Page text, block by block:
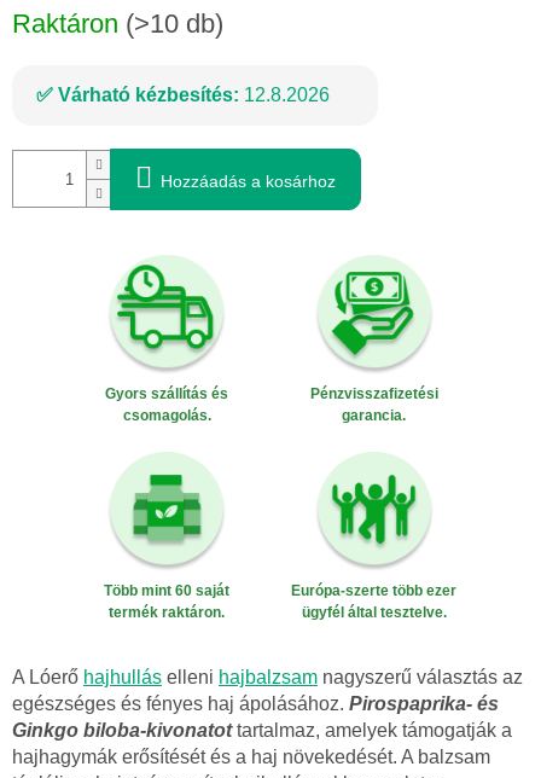
Raktáron (>10 db)
Várható kézbesítés: 12.8.2026
Hozzáadás a kosárhoz
Gyors szállítás és
csomagolás.
Pénzvisszafizetési
garancia.
Több mint 60 saját
termék raktáron.
Európa-szerte több ezer
ügyfél által tesztelve.
A Lóerő hajhullás elleni hajbalzsam nagyszerű választás az
egészséges és fényes haj ápolásához. Pirospaprika- és
Ginkgo biloba-kivonatottartalmaz, amelyek támogatják a
hajhagymák erősítését és a haj növekedését. A balzsam